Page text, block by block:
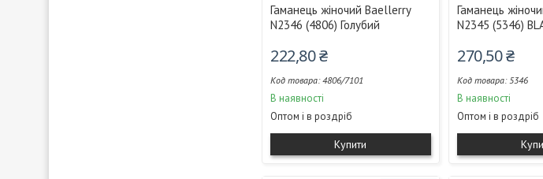
Гаманець жіночий Baellerry
N2346 (4806) Голубий
222,80 ₴
4806/7101
В наявності
Оптом і в роздріб
Купити
Гаманець
N2345 (5346)
270,50 ₴
5346
В наявності
Оптом і в роздріб